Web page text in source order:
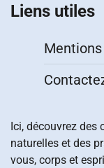
Liens utiles
Ici, découvrez des
naturelles et des
vous, corps et